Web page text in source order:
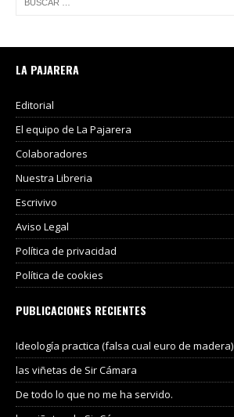
LA PAJARERA
Editorial
El equipo de La Pajarera
Colaboradores
Nuestra Libreria
Escrivivo
Aviso Legal
Política de privacidad
Política de cookies
PUBLICACIONES RECIENTES
Ideología practica (falsa cual euro de madera)
las viñetas de Sir Cámara
De todo lo que no me ha servido.